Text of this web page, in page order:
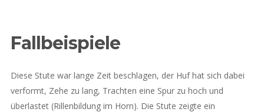
Fallbeispiele
Diese Stute war lange Zeit beschlagen, der Huf hat sich dabei
verformt, Zehe zu lang, Trachten eine Spur zu hoch und
überlastet (Rillenbildung im Horn). Die Stute zeigte ein